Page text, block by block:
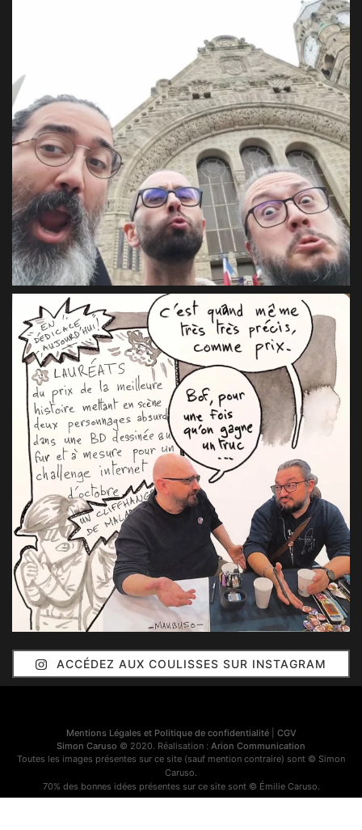
ACCÉDEZ AUX COULISSES SUR INSTAGRAM
Mentions Légales et Politique de confidentialité| CGV
Simon Caruso © 2020. Réalisation : Arion Communication
Toutes les images présentes sur ce site (sauf mention contraire) sont © Simon
Caruso.
70% des bonnes idées présentes sur ce site sont © Émilie Caruso.